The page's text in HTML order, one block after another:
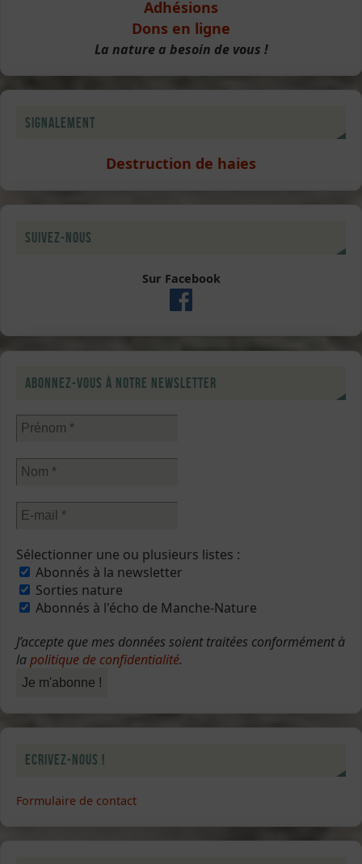
Adhésions
Dons en ligne
La nature a besoin de vous !
Signalement
Destruction de haies
Suivez-nous
Sur Facebook
Abonnez-vous à notre newsletter
Sélectionner une ou plusieurs listes :
Abonnés à la newsletter
Sorties nature
Abonnés à l'écho de Manche-Nature
J’accepte que mes données soient traitées conformément à
lapolitique de confidentialité.
Ecrivez-nous !
Formulaire de contact